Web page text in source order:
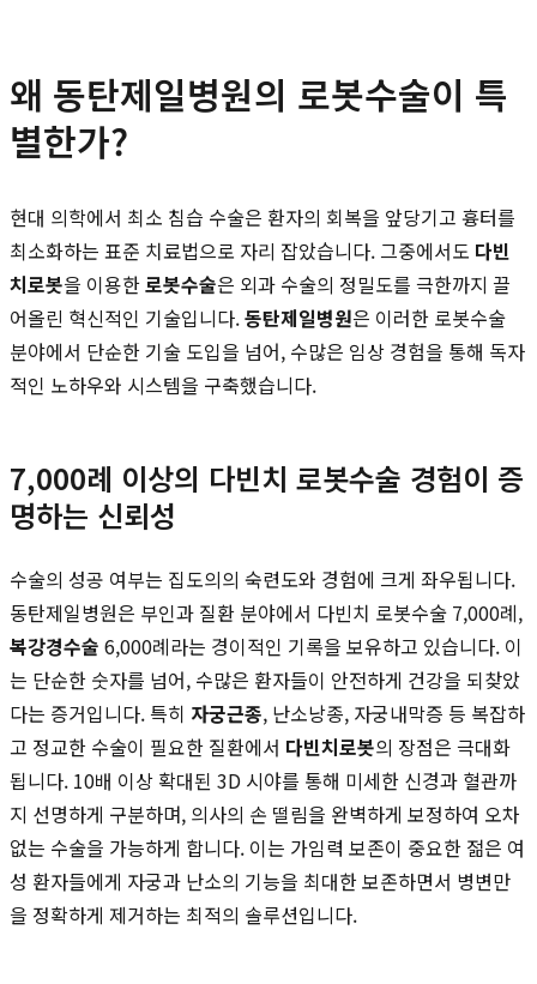
왜 동탄제일병원의 로봇수술이 특
별한가?
현대 의학에서 최소 침습 수술은 환자의 회복을 앞당기고 흉터를
최소화하는 표준 치료법으로 자리 잡았습니다. 그중에서도 다빈
치로봇을 이용한로봇수술은 외과 수술의 정밀도를 극한까지 끌
어올린 혁신적인 기술입니다.동탄제일병원은 이러한 로봇수술
분야에서 단순한 기술 도입을 넘어, 수많은 임상 경험을 통해 독자
적인 노하우와 시스템을 구축했습니다.
7,000례 이상의 다빈치 로봇수술 경험이 증
명하는 신뢰성
수술의 성공 여부는 집도의의 숙련도와 경험에 크게 좌우됩니다.
동탄제일병원은 부인과 질환 분야에서 다빈치 로봇수술 7,000례,
복강경수술 6,000례라는 경이적인 기록을 보유하고 있습니다. 이
는 단순한 숫자를 넘어, 수많은 환자들이 안전하게 건강을 되찾았
다는 증거입니다. 특히 자궁근종, 난소낭종, 자궁내막증 등 복잡하
고 정교한 수술이 필요한 질환에서 다빈치로봇의 장점은 극대화
됩니다. 10배 이상 확대된 3D 시야를 통해 미세한 신경과 혈관까
지 선명하게 구분하며, 의사의 손 떨림을 완벽하게 보정하여 오차
없는 수술을 가능하게 합니다. 이는 가임력 보존이 중요한 젊은 여
성 환자들에게 자궁과 난소의 기능을 최대한 보존하면서 병변만
을 정확하게 제거하는 최적의 솔루션입니다.